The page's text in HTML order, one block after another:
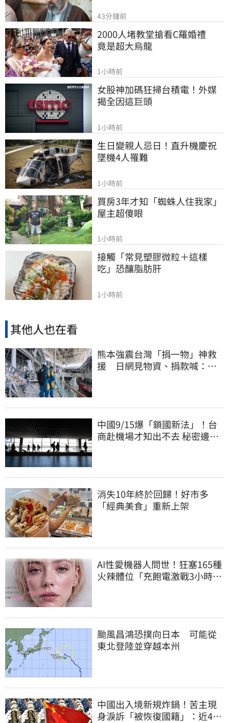
43分鐘前
2000人堵教堂搶看C羅婚禮
竟是超大烏龍
1小時前
女股神加碼狂掃台積電！外媒
揭全因這巨頭
1小時前
生日變親人忌日！直升機慶祝
墜機4人罹難
1小時前
買房3年才知「蜘蛛人住我家」
屋主超傻眼
1小時前
接觸「常見塑膠微粒＋這樣
吃」恐釀脂肪肝
1小時前
其他人也在看
熊本強震台灣「捐一物」神救
援 日網見物資、捐款喊：給
中國9/15爆「鎖國新法」！台
商赴機場才知出不去 秘密邊控
消失10年終於回歸！好市多
「經典美食」重新上架
AI性愛機器人問世！狂塞165種
火辣體位「充飽電激戰3小時」
颱風昌鴻恐撲向日本 可能從
東北登陸並穿越本州
中國出入境新規炸鍋！苦主現
身淚訴「被恢復國籍」：近4億